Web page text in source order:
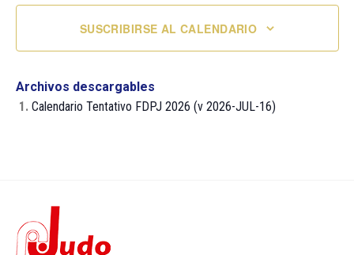
SUSCRIBIRSE AL CALENDARIO
Archivos descargables
1. Calendario Tentativo FDPJ 2026 (v 2026-JUL-16)